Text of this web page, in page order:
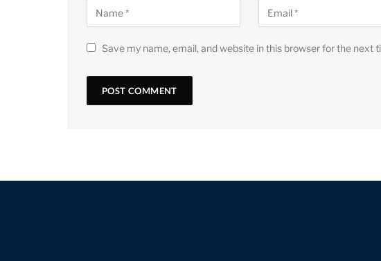
Save my name, email, and website in this browser for the next